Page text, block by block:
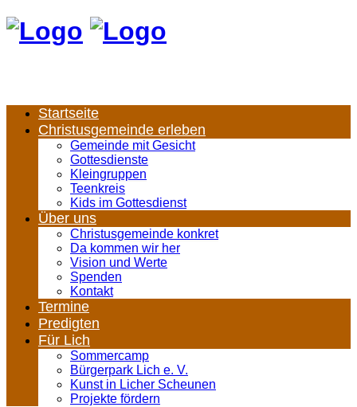
Startseite
Christusgemeinde erleben
Gemeinde mit Gesicht
Gottesdienste
Kleingruppen
Teenkreis
Kids im Gottesdienst
Über uns
Christusgemeinde konkret
Da kommen wir her
Vision und Werte
Spenden
Kontakt
Termine
Predigten
Für Lich
Sommercamp
Bürgerpark Lich e. V.
Kunst in Licher Scheunen
Projekte fördern